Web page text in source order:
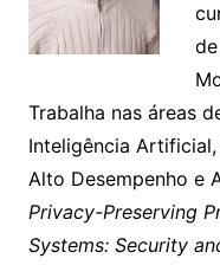
Trabalha nas áreas
Inteligência Artificial,
Alto Desempenho e
Privacy-Preserving
Systems: Security